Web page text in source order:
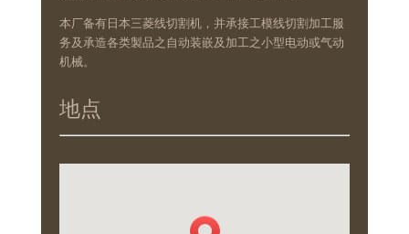
本厂备有日本三菱线切割机，并承接工模线切割加工服
务及承造各类製品之自动装嵌及加工之小型电动或气动
机械。
地点